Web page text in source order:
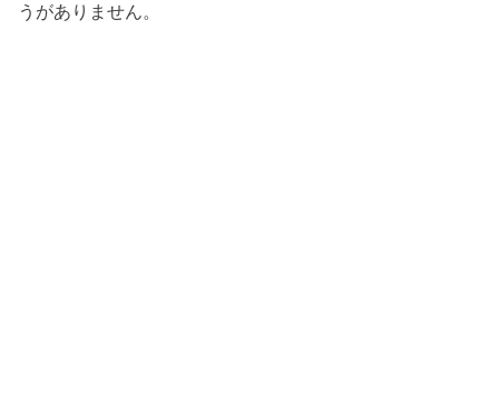
うがありません。